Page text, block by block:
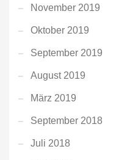
November 2019
Oktober 2019
September 2019
August 2019
März 2019
September 2018
Juli 2018